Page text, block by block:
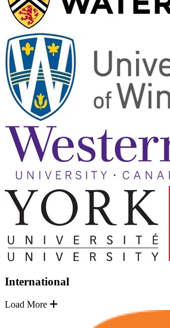
International
Load More